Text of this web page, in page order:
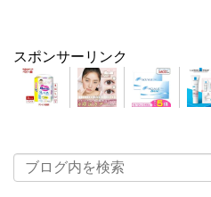
スポンサーリンク